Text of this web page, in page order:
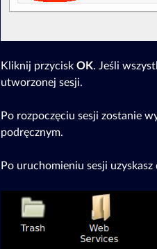
Kliknij przycisk OK. Jeśli
utworzonej sesji.
Po rozpoczęciu sesji zostanie
podręcznym.
Po uruchomieniu sesji